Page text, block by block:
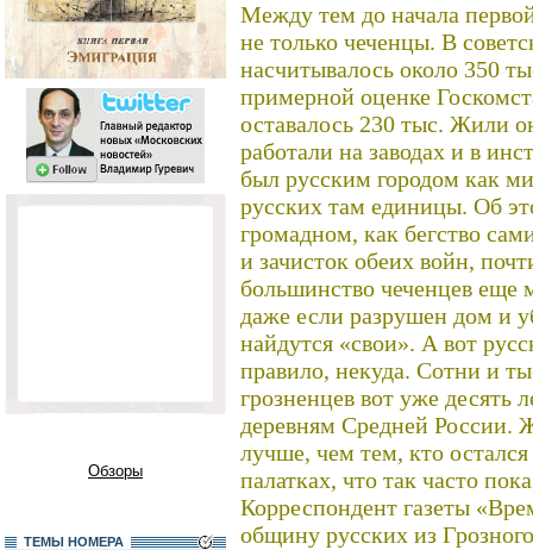
Обзоры
ТЕМЫ НОМЕРА
Между тем до начала
не только чеченцы. В
насчитывалось около 350
примерной оценке
оставалось 230 тыс. Жили
работали на заводах и в
был русским городом как
русских там единицы. Об
громадном, как бегство
и зачисток обеих войн,
большинство чеченцев еще
даже если разрушен дом и
найдутся «свои». А вот
правило, некуда. Сотни и
грозненцев вот уже десять
деревням Средней России.
лучше, чем тем, кто
палатках, что так часто
Корреспондент газеты
общину русских из